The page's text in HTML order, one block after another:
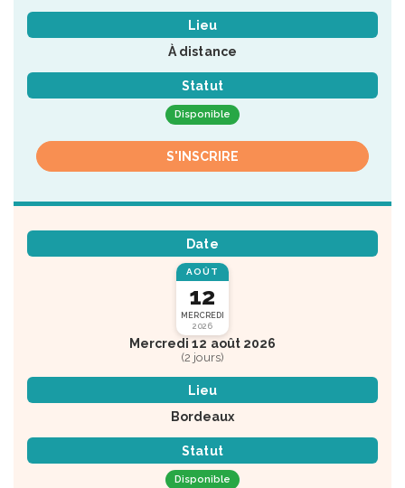
Lieu
À distance
Statut
Disponible
S'INSCRIRE
Date
AOÛT
12
MERCREDI
2026
Mercredi 12 août 2026
(2 jours)
Lieu
Bordeaux
Statut
Disponible